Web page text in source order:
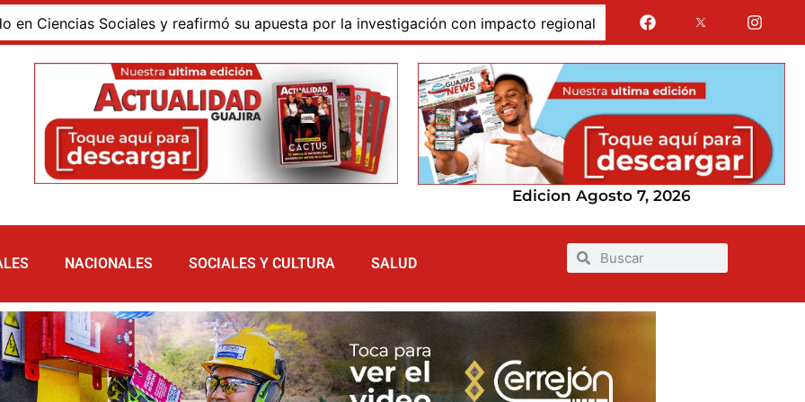
Sociales y reafirmó su apuesta por la investigación con impacto regional Jairo Aguilar cuestionó que se
Edicion Agosto 7, 2026
NACIONALES SOCIALES Y CULTURA SALUD